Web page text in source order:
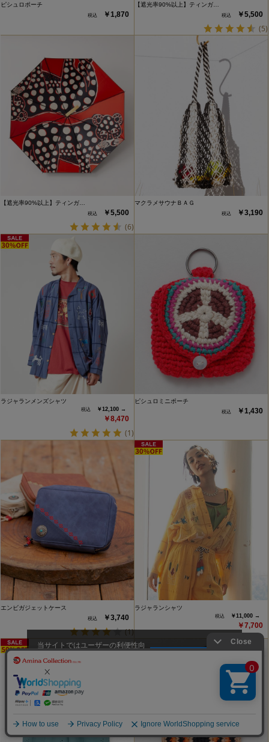
ピシュロポーチ
￥1,870
【遮光率90%以上】ティンガ…
￥5,500
(5)
【遮光率90%以上】ティンガ…
￥5,500
(6)
マクラメサウナＢＡＧ
￥3,190
ラジャランメンズシャツ
￥12,100 →
￥8,470
(1)
ピシュロミニポーチ
￥1,430
エンビガジェットケース
￥3,740
(1)
ラジャランシャツ
￥11,000 →
￥7,700
当サイトではユーザーの利便性向